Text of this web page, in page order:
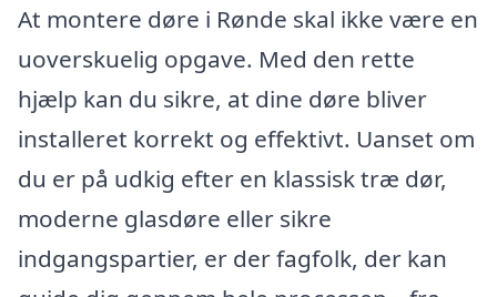
At montere døre i Rønde skal ikke være en
uoverskuelig opgave. Med den rette
hjælp kan du sikre, at dine døre bliver
installeret korrekt og effektivt. Uanset om
du er på udkig efter en klassisk træ dør,
moderne glasdøre eller sikre
indgangspartier, er der fagfolk, der kan